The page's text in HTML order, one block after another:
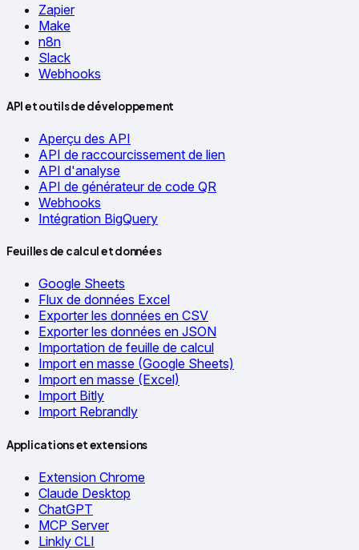
Zapier
Make
n8n
Slack
Webhooks
API et outils de développement
Aperçu des API
API de raccourcissement de lien
API d'analyse
API de générateur de code QR
Webhooks
Intégration BigQuery
Feuilles de calcul et données
Google Sheets
Flux de données Excel
Exporter les données en CSV
Exporter les données en JSON
Importation de feuille de calcul
Import en masse (Google Sheets)
Import en masse (Excel)
Import Bitly
Import Rebrandly
Applications et extensions
Extension Chrome
Claude Desktop
ChatGPT
MCP Server
Linkly CLI